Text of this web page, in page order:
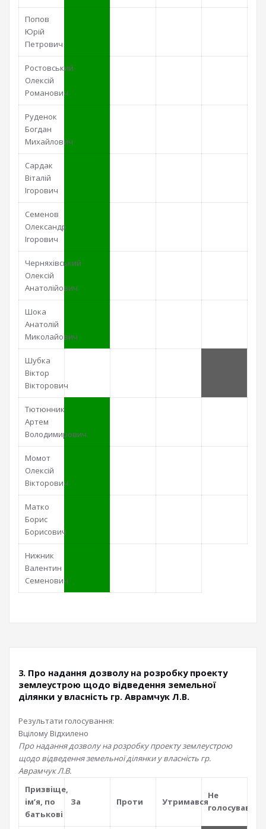
Попов
Юрій
Петрович
Ростовський
Олексій
Романович
Руденок
Богдан
Михайлович
Сардак
Віталій
Ігорович
Семенов
Олександр
Ігорович
Черняхівський
Олексій
Анатолійович
Шока
Анатолій
Миколайович
Шубка
Віктор
Вікторович
Тютюнник
Артем
Володимирович
Момот
Олексій
Вікторович
Матко
Борис
Борисович
Нижник
Валентин
Семенович
3. Про надання дозволу на розробку проекту
землеустрою щодо відведення земельної
ділянки у власність гр. Аврамчук Л.В.
Результати голосування:
Вцілому Відхилено
Про надання дозволу на розробку проекту землеустрою
щодо відведення земельної ділянки у власність гр.
Аврамчук Л.В.
Призвiще,
iм’я, по
батьковi
За Проти Утримався
Не
голосував